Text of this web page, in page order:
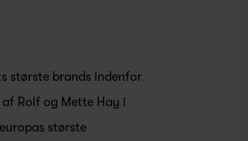
største brands indenfor
Rolf og Mette Hay i
største